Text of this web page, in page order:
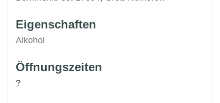
Eigenschaften
Alkohol
Öffnungszeiten
?